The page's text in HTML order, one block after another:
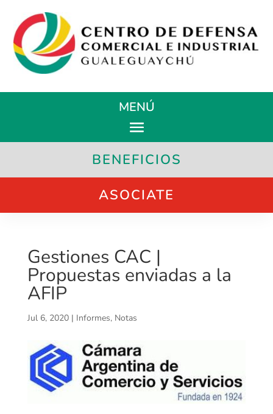
MENÚ
BENEFICIOS
ASOCIATE
Gestiones CAC |
Propuestas enviadas a la
AFIP
Jul 6, 2020| Informes, Notas